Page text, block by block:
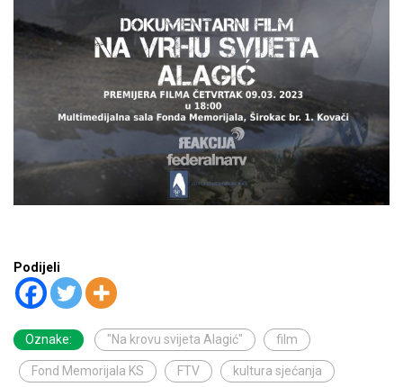
Podijeli
Oznake: "Na krovu svijeta Alagić" film
Fond Memorijala KS FTV kultura sjećanja